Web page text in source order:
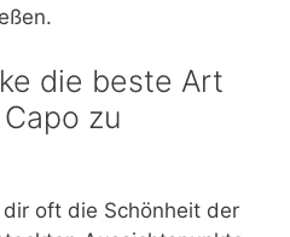
die beste Art
zu
oft die Schönheit der